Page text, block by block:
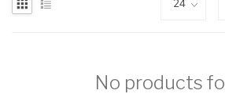
No products